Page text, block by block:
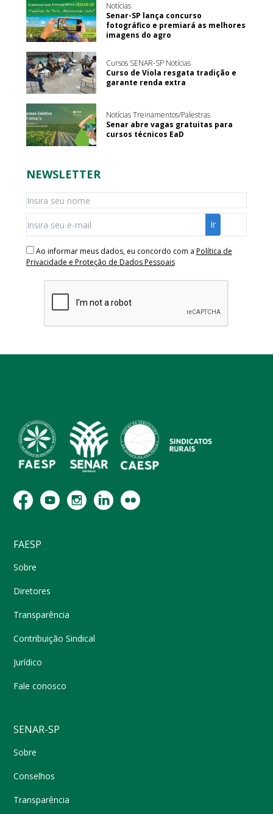
Notícias
Senar-SP lança concurso
fotográfico e premiará as melhores
imagens do agro
Cursos SENAR-SP Notícias
Curso de Viola resgata tradição e
garante renda extra
Notícias Treinamentos/Palestras
Senar abre vagas gratuitas para
cursos técnicos EaD
NEWSLETTER
Ao informar meus dados, eu concordo com a Política de
Privacidade e Proteção de Dados Pessoais
FAESP
Sobre
Diretores
Transparência
Contribuição Sindical
Jurídico
Fale conosco
SENAR-SP
Sobre
Conselhos
Transparência